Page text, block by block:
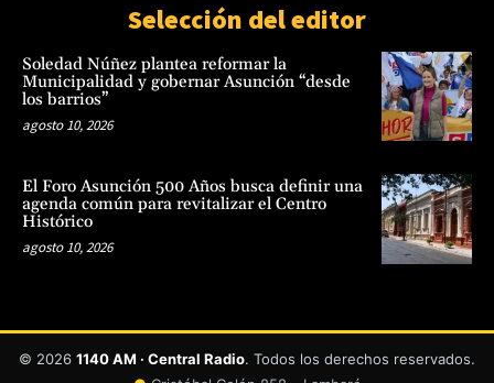
Selección del editor
Soledad Núñez plantea reformar la
Municipalidad y gobernar Asunción “desde
los barrios”
agosto 10, 2026
El Foro Asunción 500 Años busca definir una
agenda común para revitalizar el Centro
Histórico
agosto 10, 2026
© 2026 1140 AM · Central Radio. Todos los derechos reservados.